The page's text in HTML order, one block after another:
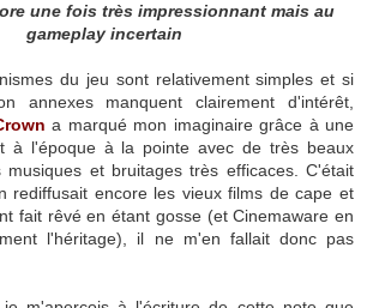
une fois très impressionnant mais au
gameplay incertain
du jeu sont relativement simples et si
annexes manquent clairement d'intérêt,
a marqué mon imaginaire grâce à une
à l'époque à la pointe avec de très beaux
musiques et bruitages très efficaces. C'était
rediffusait encore les vieux films de cape et
fait rêvé en étant gosse (et Cinemaware en
l'héritage), il ne m'en fallait donc pas